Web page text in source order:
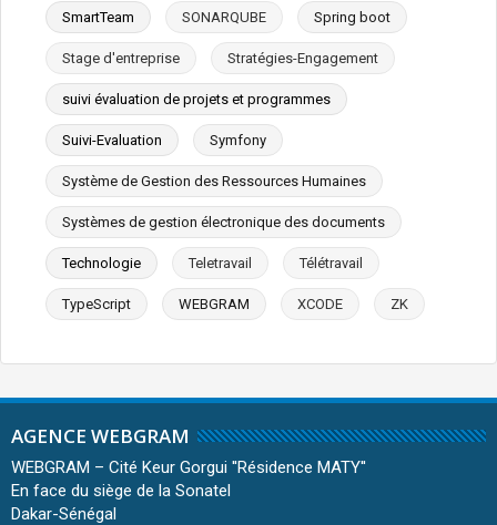
SmartTeam SONARQUBE Spring boot
Stage d'entreprise Stratégies-Engagement
suivi évaluation de projets et programmes
Suivi-Evaluation Symfony
Système de Gestion des Ressources Humaines
Systèmes de gestion électronique des documents
Technologie Teletravail Télétravail
TypeScript WEBGRAM XCODE ZK
AGENCE WEBGRAM
WEBGRAM – Cité Keur Gorgui ''Résidence MATY''
En face du siège de la Sonatel
Dakar-Sénégal